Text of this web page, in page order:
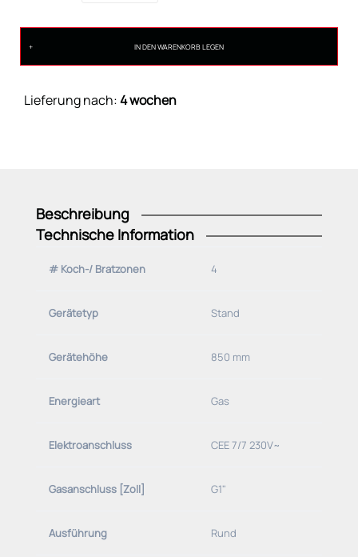
IN DEN WARENKORB LEGEN
Lieferung nach:4 wochen
Beschreibung
Technische Information
# Koch-/ Bratzonen 4
Gerätetyp Stand
Gerätehöhe 850 mm
Energieart Gas
Elektroanschluss CEE 7/7 230V~
Gasanschluss [Zoll] G1"
Ausführung Rund